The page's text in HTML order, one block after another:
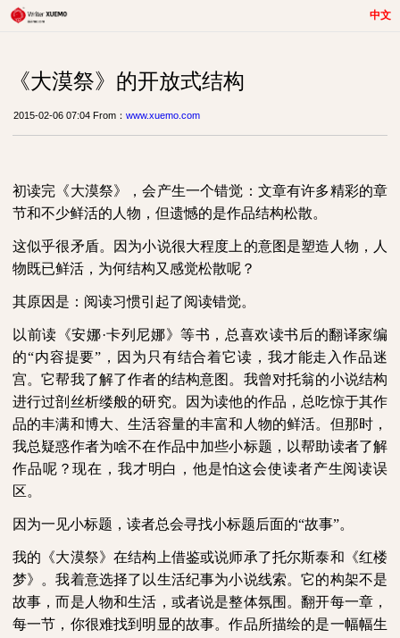
中文
《大漠祭》的开放式结构
2015-02-06 07:04 From： www.xuemo.com
初读完《大漠祭》，会产生一个错觉：文章有许多精彩的章
节和不少鲜活的人物，但遗憾的是作品结构松散。
这似乎很矛盾。因为小说很大程度上的意图是塑造人物，人
物既已鲜活，为何结构又感觉松散呢？
其原因是：阅读习惯引起了阅读错觉。
以前读《安娜·卡列尼娜》等书，总喜欢读书后的翻译家编
的“内容提要”，因为只有结合着它读，我才能走入作品迷
宫。它帮我了解了作者的结构意图。我曾对托翁的小说结构
进行过剖丝析缕般的研究。因为读他的作品，总吃惊于其作
品的丰满和博大、生活容量的丰富和人物的鲜活。但那时，
我总疑惑作者为啥不在作品中加些小标题，以帮助读者了解
作品呢？现在，我才明白，他是怕这会使读者产生阅读误
区。
因为一见小标题，读者总会寻找小标题后面的“故事”。
我的《大漠祭》在结构上借鉴或说师承了托尔斯泰和《红楼
梦》。我着意选择了以生活纪事为小说线索。它的构架不是
故事，而是人物和生活，或者说是整体氛围。翻开每一章，
每一节，你很难找到明显的故事。作品所描绘的是一幅幅生